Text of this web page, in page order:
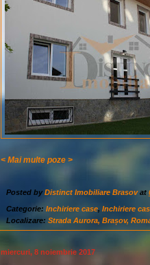
< Mai multe poze >
Posted byDistinct Imobiliare Brasov at
Categorie: Inchiriere case, Inchiriere
Localizare: Strada Aurora, Brașov,
miercuri, 8 noiembrie 2017